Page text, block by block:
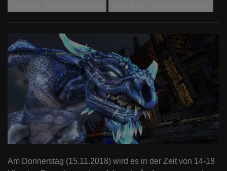
Am Donnerstag (15.11.2018) wird es in der Zeit von 14-18